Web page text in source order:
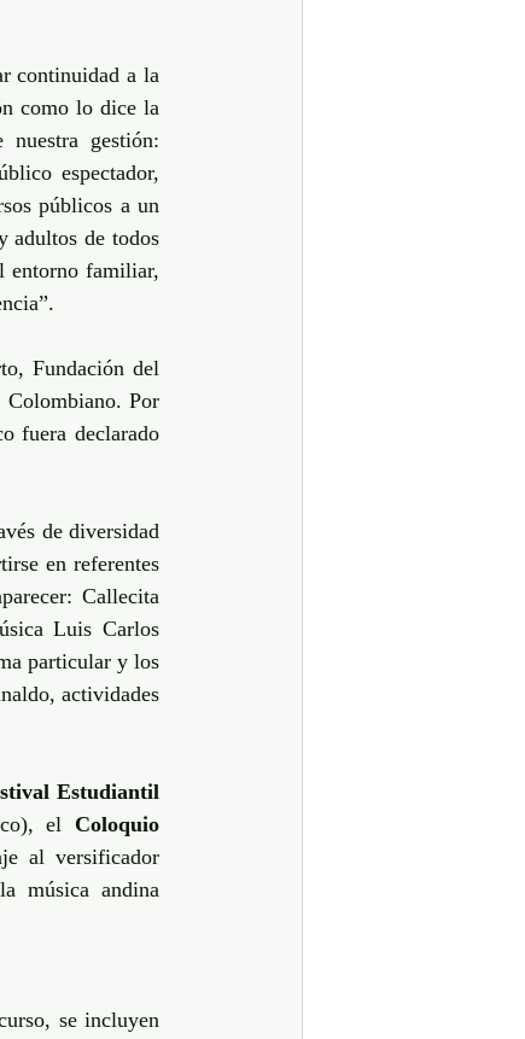
continuidad a la
como lo dice la
gestión:
espectador,
públicos a un
adultos de todos
entorno familiar,
Fundación del
Colombiano. Por
fuera declarado
de diversidad
en referentes
Callecita
Luis Carlos
particular y los
actividades
Estudiantil
el Coloquio
al versificador
música andina
se incluyen